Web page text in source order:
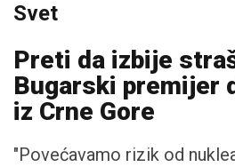
Svet
Preti da izbije
Bugarski premijer
iz Crne Gore
"Povećavamo rizik od